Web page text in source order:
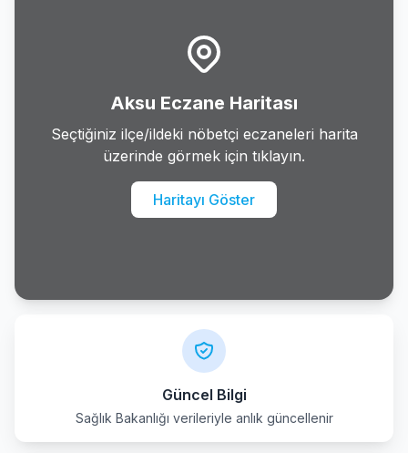
Serik
Aksu Eczane Haritası
Seçtiğiniz ilçe/ildeki nöbetçi eczaneleri harita
üzerinde görmek için tıklayın.
Haritayı Göster
Güncel Bilgi
Sağlık Bakanlığı verileriyle anlık güncellenir